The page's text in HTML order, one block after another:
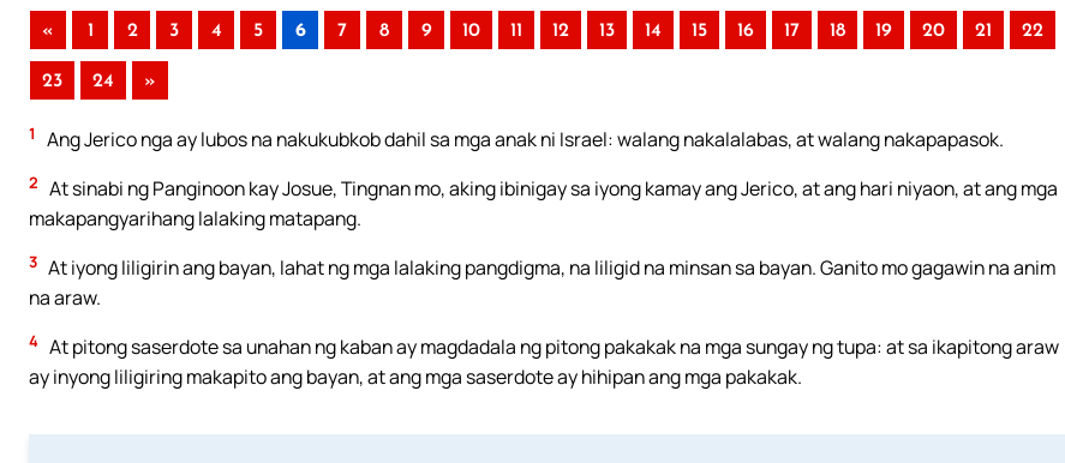
« 1 2 3 4 5 6 7 8 9 10 11 12 13 14 15 16 17 18 19 20 21 22
23 24 »
1 Ang Jerico nga ay lubos na nakukubkob dahil sa mga anak ni Israel: walang nakalalabas, at walang nakapapasok.
2 At sinabi ng Panginoon kay Josue, Tingnan mo, aking ibinigay sa iyong kamay ang Jerico, at ang hari niyaon, at ang mga
makapangyarihang lalaking matapang.
3 At iyong liligirin ang bayan, lahat ng mga lalaking pangdigma, na liligid na minsan sa bayan. Ganito mo gagawin na anim
na araw.
4 At pitong saserdote sa unahan ng kaban ay magdadala ng pitong pakakak na mga sungay ng tupa: at sa ikapitong araw
ay inyong liligiring makapito ang bayan, at ang mga saserdote ay hihipan ang mga pakakak.